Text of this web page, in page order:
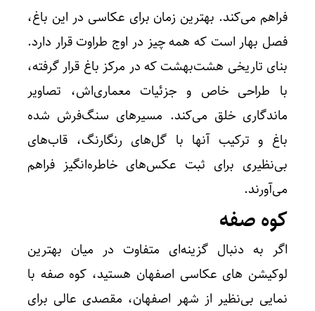
فراهم می‌کند. بهترین زمان برای عکاسی در این باغ،
فصل بهار است که همه چیز در اوج طراوت قرار دارد.
بنای تاریخی هشت‌بهشت که در مرکز باغ قرار گرفته،
با طراحی خاص و جزئیات معماری‌اش، تصاویر
ماندگاری خلق می‌کند. مسیرهای سنگ‌فرش شده
باغ و ترکیب آنها با گل‌های رنگارنگ، قاب‌های
بی‌نظیری برای ثبت عکس‌های خاطره‌انگیز فراهم
می‌آورند.
کوه صفه
اگر به دنبال گزینه‌ای متفاوت در میان بهترین
لوکیشن های عکاسی اصفهان هستید، کوه صفه با
نمایی بی‌نظیر از شهر اصفهان، مقصدی عالی برای